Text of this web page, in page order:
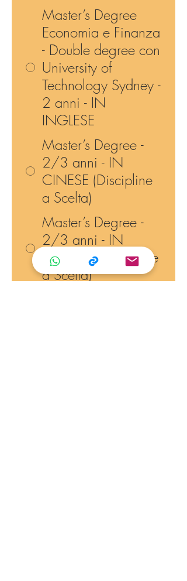
Master’s Degree
Economia e Finanza
- Double degree con
University of
Technology Sydney -
2 anni - IN
INGLESE
Master’s Degree -
2/3 anni - IN
CINESE (Discipline
a Scelta)
Master’s Degree -
2/3 anni - IN
INGLESE (Discipline
a Scelta)